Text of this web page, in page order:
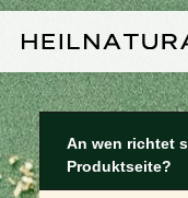
An wen richtet
Produktseite?